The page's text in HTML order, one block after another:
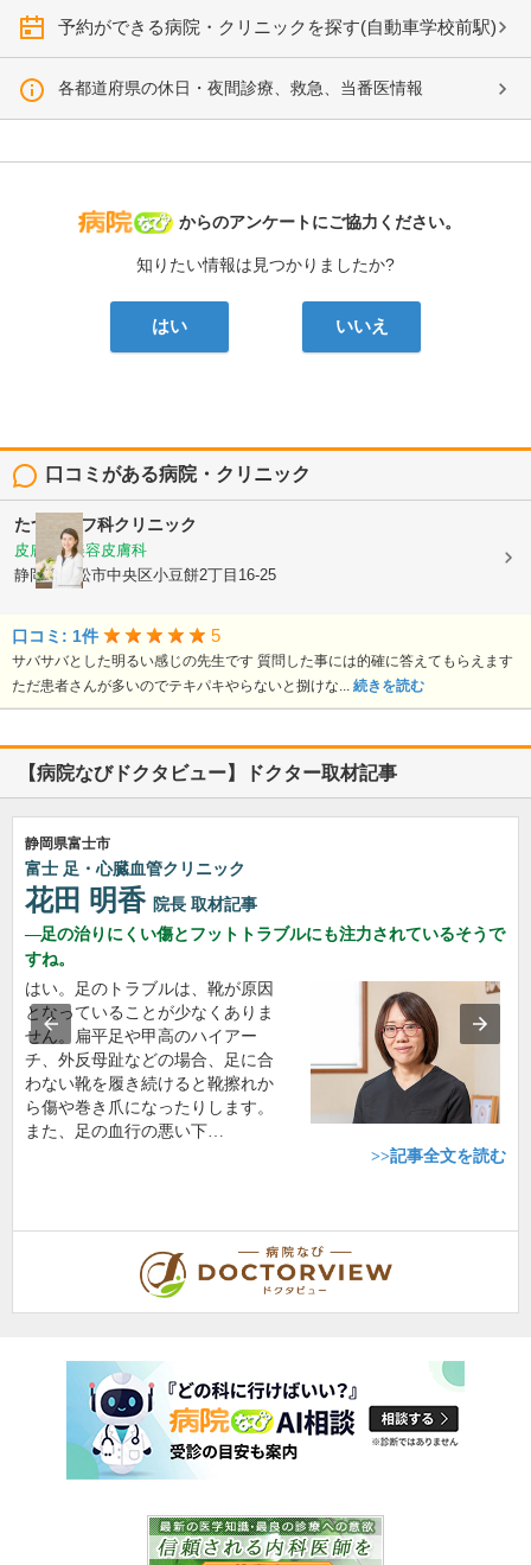
予約ができる病院・クリニックを探す(自動車学校前駅)
各都道府県の休日・夜間診療、救急、当番医情報
病院なび
からのアンケートにご協力ください。
知りたい情報は見つかりましたか?
はい いいえ
口コミがある病院・クリニック
たつた皮フ科クリニック
皮膚科, 美容皮膚科
静岡県浜松市中央区小豆餅2丁目16-25
口コミ: 1件 5
サバサバとした明るい感じの先生です 質問した事には的確に答えてもらえます
ただ患者さんが多いのでテキパキやらないと捌けな... 続きを読む
【病院なびドクタビュー】ドクター取材記事
静岡県富士市
富士 足・心臓血管クリニック
花田 明香 院長 取材記事
足の治りにくい傷とフットトラブルにも注力されているそうで
すね。
はい。足のトラブルは、靴が原因
となっていることが少なくありま
せん。扁平足や甲高のハイアー
チ、外反母趾などの場合、足に合
わない靴を履き続けると靴擦れか
ら傷や巻き爪になったりします。
また、足の血行の悪い下…
>>記事全文を読む